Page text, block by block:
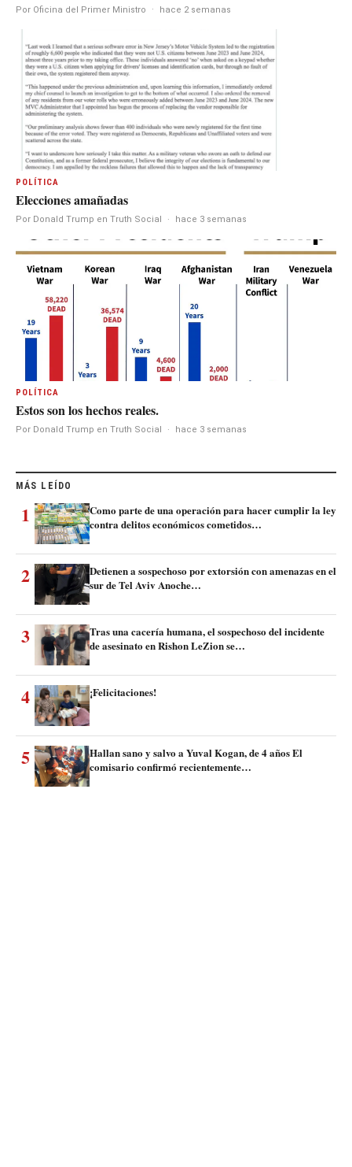
Por Oficina del Primer Ministro · hace 2 semanas
POLÍTICA
Elecciones amañadas
Por Donald Trump en Truth Social · hace 3 semanas
POLÍTICA
Estos son los hechos reales.
Por Donald Trump en Truth Social · hace 3 semanas
MÁS LEÍDO
1
Como parte de una operación para hacer cumplir la ley
contra delitos económicos cometidos…
2
Detienen a sospechoso por extorsión con amenazas en el
sur de Tel Aviv Anoche…
3
Tras una cacería humana, el sospechoso del incidente
de asesinato en Rishon LeZion se…
4 ¡Felicitaciones!
5
Hallan sano y salvo a Yuval Kogan, de 4 años El
comisario confirmó recientemente…